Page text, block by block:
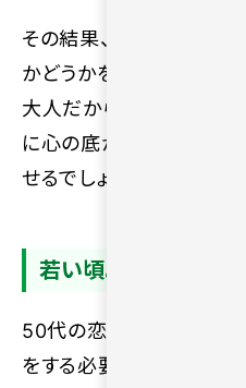
その結果、これから先も
かどうかを冷静に判断し
大人だからこそ、表面的
に心の底から信頼し合え
せるでしょう。
若い頃よりも自然体で
50代の恋愛は、若い頃の
をする必要がなく、あり